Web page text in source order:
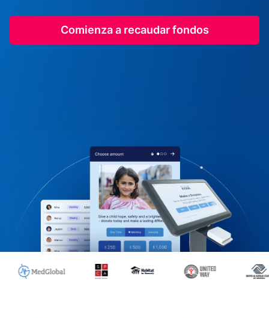
Comienza a recaudar fondos